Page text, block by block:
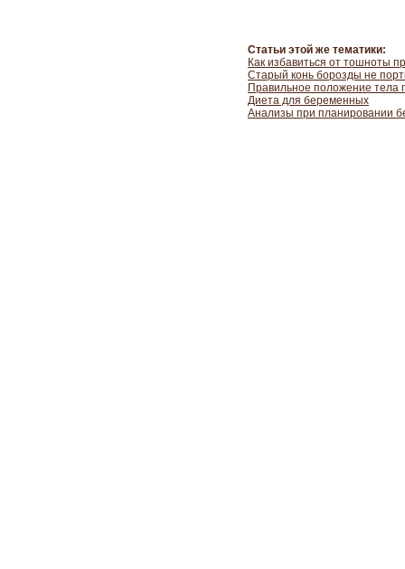
Статьи этой же тематики:
Как избавиться от тошноты
Старый конь борозды не
Правильное положение тела
Диета для беременных
Анализы при планировании